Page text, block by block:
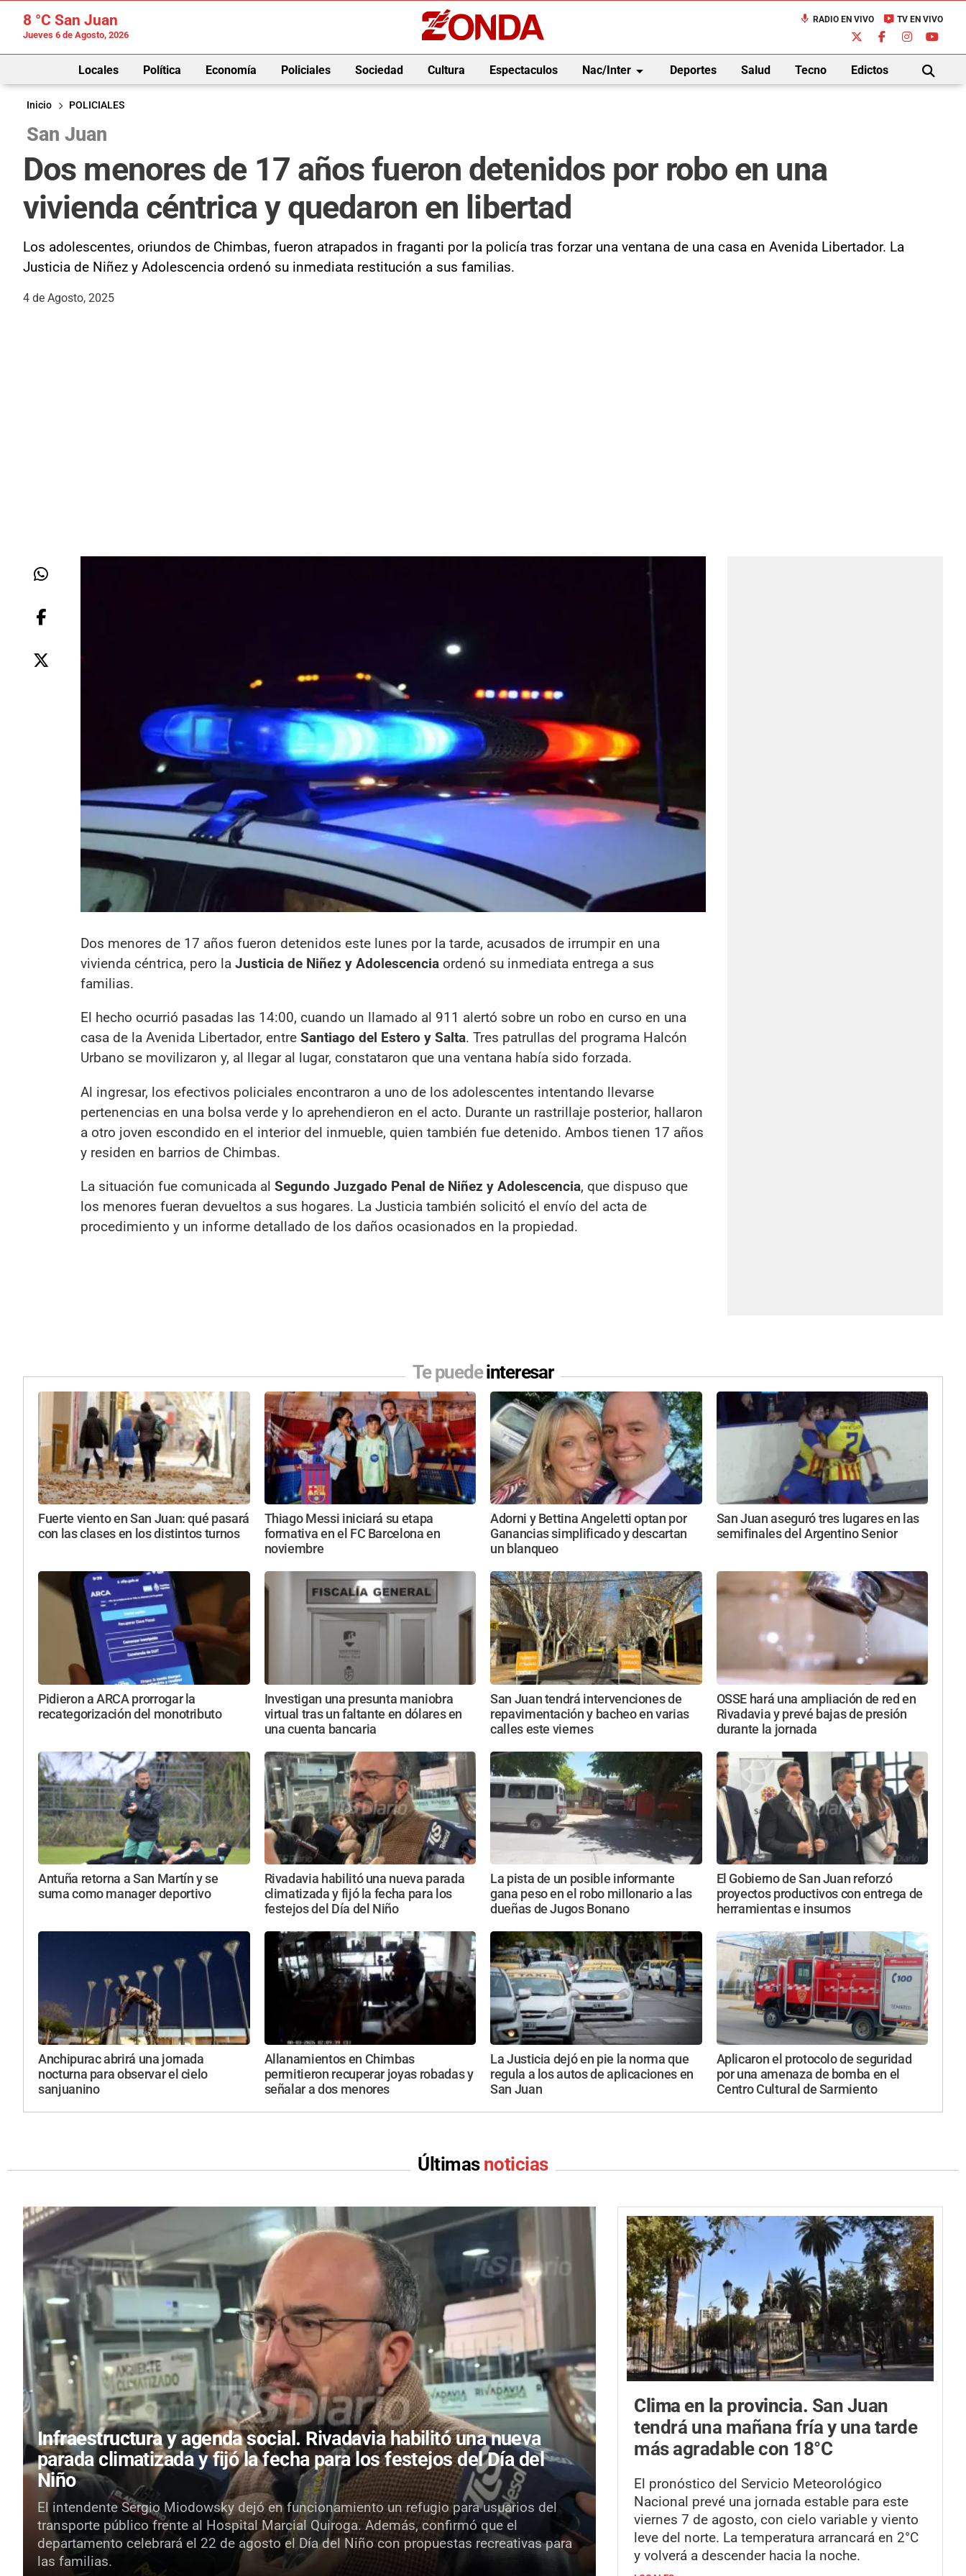
8 °C San Juan
Jueves 6 de Agosto, 2026
mic RADIO EN VIVO live_tv TV EN VIVO
Locales Política Economía Policiales Sociedad Cultura Espectaculos Nac/Interarrow_drop_down Deportes Salud Tecno Edictos
BUSCAR
Inicio
POLICIALES
San Juan
Dos menores de 17 años fueron detenidos por robo en una
vivienda céntrica y quedaron en libertad
Los adolescentes, oriundos de Chimbas, fueron atrapados in fraganti por la policía tras forzar una ventana de una casa en Avenida Libertador. La
Justicia de Niñez y Adolescencia ordenó su inmediata restitución a sus familias.
4 de Agosto, 2025
Dos menores de 17 años fueron detenidos este lunes por la tarde, acusados de irrumpir en una
vivienda céntrica, pero la Justicia de Niñez y Adolescencia ordenó su inmediata entrega a sus
familias.
El hecho ocurrió pasadas las 14:00, cuando un llamado al 911 alertó sobre un robo en curso en una
casa de la Avenida Libertador, entre Santiago del Estero y Salta. Tres patrullas del programa Halcón
Urbano se movilizaron y, al llegar al lugar, constataron que una ventana había sido forzada.
Al ingresar, los efectivos policiales encontraron a uno de los adolescentes intentando llevarse
pertenencias en una bolsa verde y lo aprehendieron en el acto. Durante un rastrillaje posterior, hallaron
a otro joven escondido en el interior del inmueble, quien también fue detenido. Ambos tienen 17 años
y residen en barrios de Chimbas.
La situación fue comunicada al Segundo Juzgado Penal de Niñez y Adolescencia, que dispuso que
los menores fueran devueltos a sus hogares. La Justicia también solicitó el envío del acta de
procedimiento y un informe detallado de los daños ocasionados en la propiedad.
Te puedeinteresar
Fuerte viento en San Juan: qué pasará
con las clases en los distintos turnos
Thiago Messi iniciará su etapa
formativa en el FC Barcelona en
noviembre
Adorni y Bettina Angeletti optan por
Ganancias simplificado y descartan
un blanqueo
San Juan aseguró tres lugares en las
semifinales del Argentino Senior
Pidieron a ARCA prorrogar la
recategorización del monotributo
Investigan una presunta maniobra
virtual tras un faltante en dólares en
una cuenta bancaria
San Juan tendrá intervenciones de
repavimentación y bacheo en varias
calles este viernes
OSSE hará una ampliación de red en
Rivadavia y prevé bajas de presión
durante la jornada
Antuña retorna a San Martín y se
suma como manager deportivo
Rivadavia habilitó una nueva parada
climatizada y fijó la fecha para los
festejos del Día del Niño
La pista de un posible informante
gana peso en el robo millonario a las
dueñas de Jugos Bonano
El Gobierno de San Juan reforzó
proyectos productivos con entrega de
herramientas e insumos
Anchipurac abrirá una jornada
nocturna para observar el cielo
sanjuanino
Allanamientos en Chimbas
permitieron recuperar joyas robadas y
señalar a dos menores
La Justicia dejó en pie la norma que
regula a los autos de aplicaciones en
San Juan
Aplicaron el protocolo de seguridad
por una amenaza de bomba en el
Centro Cultural de Sarmiento
Últimas noticias
Infraestructura y agenda social.Rivadavia habilitó una nueva
parada climatizada y fijó la fecha para los festejos del Día del
Niño
El intendente Sergio Miodowsky dejó en funcionamiento un refugio para usuarios del
transporte público frente al Hospital Marcial Quiroga. Además, confirmó que el
departamento celebrará el 22 de agosto el Día del Niño con propuestas recreativas para
las familias.
Clima en la provincia. San Juan
tendrá una mañana fría y una tarde
más agradable con 18°C
El pronóstico del Servicio Meteorológico
Nacional prevé una jornada estable para este
viernes 7 de agosto, con cielo variable y viento
leve del norte. La temperatura arrancará en 2°C
y volverá a descender hacia la noche.